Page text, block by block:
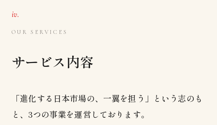
iv.
OUR SERVICES
サービス内容
「進化する日本市場の、一翼を担う」という志のも
と、3つの事業を運営しております。